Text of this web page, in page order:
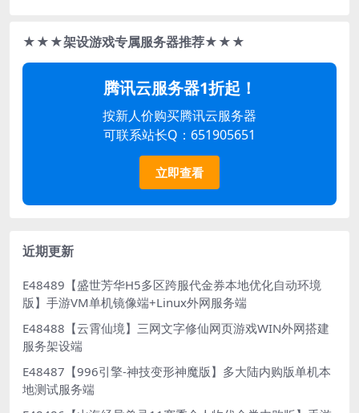
★★★架设游戏专属服务器推荐★★★
腾讯云服务器1折起！
按新人价购买腾讯云服务器
可联系站长Q：651905651
立即查看
近期更新
E48489【盛世芳华H5多区跨服代金券本地优化自动环境
版】手游VM单机镜像端+Linux外网服务端
E48488【云霄仙境】三网文字修仙网页游戏WIN外网搭建
服务架设端
E48487【996引擎-神技变形神魔版】多大陆内购版单机本
地测试服务端